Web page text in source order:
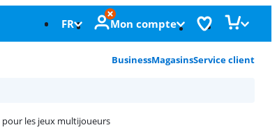
FR Mon compte
BusinessMagasinsService client
les jeux multijoueurs